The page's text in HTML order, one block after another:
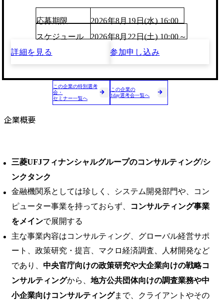
応募期限
2026年8月19日(水) 16:00
スケジュール
2026年8月22日(土) 10:00～
詳細を見る
参加申し込み
この企業の特別選考
会・
セミナー一覧へ
この企業の
1day選考会一覧へ
企業概要
三菱UFJフィナンシャルグループのコンサルティング/シ
ンクタンク
金融機関系としては珍しく、システム開発部門や、コン
ピューター事業を持っておらず、
コンサルティング事業
をメインで展開する
主な事業内容はコンサルティング、グローバル経営サポ
ート、政策研究・提言、マクロ経済調査、人材開発など
であり、 中央官庁向けの政策研究や大企業向けの戦略コ
ンサルティングから、 地方公共団体向けの調査業務や中
小企業向けコンサルティングまで、クライアントやその